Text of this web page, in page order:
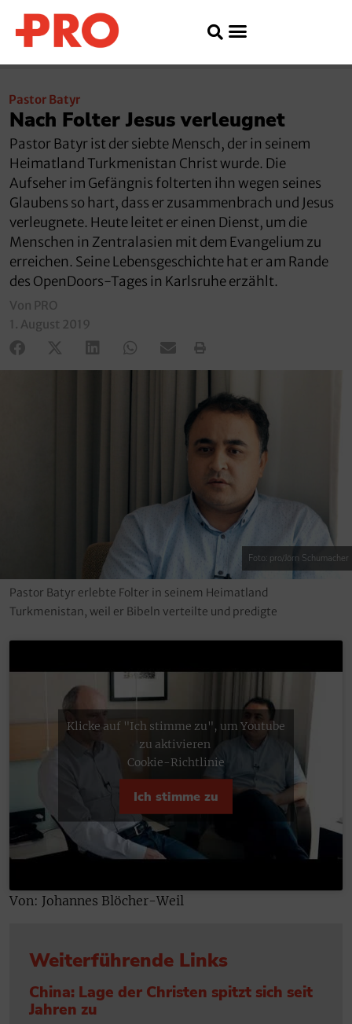
Pastor Batyr
Nach Folter Jesus verleugnet
Pastor Batyr ist der siebte Mensch, der in seinem
Heimatland Turkmenistan Christ wurde. Die
Aufseher im Gefängnis folterten ihn wegen seines
Glaubens so hart, dass er zusammenbrach und Jesus
verleugnete. Heute leitet er einen Dienst, um die
Menschen in Zentralasien mit dem Evangelium zu
erreichen. Seine Lebensgeschichte hat er am Rande
des OpenDoors-Tages in Karlsruhe erzählt.
Von PRO
1. August 2019
Foto: pro/Jörn Schumacher
Pastor Batyr erlebte Folter in seinem Heimatland
Turkmenistan, weil er Bibeln verteilte und predigte
Klicke auf "Ich stimme zu", um Youtube
zu aktivieren
Cookie-Richtlinie
Ich stimme zu
Von: Johannes Blöcher-Weil
Weiterführende Links
China: Lage der Christen spitzt sich seit
Jahren zu